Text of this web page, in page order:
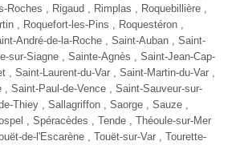
Roches , Rigaud , Rimplas , Roquebillière ,
Roquefort-les-Pins , Roquestéron ,
André-de-la-Roche , Saint-Auban , Saint-
sur-Siagne , Sainte-Agnès , Saint-Jean-Cap-
Saint-Laurent-du-Var , Saint-Martin-du-Var ,
, Saint-Paul-de-Vence , Saint-Sauveur-sur-
Thiey , Sallagriffon , Saorge , Sauze ,
, Spéracèdes , Tende , Théoule-sur-Mer
de-l'Escarène , Touët-sur-Var , Tourette-